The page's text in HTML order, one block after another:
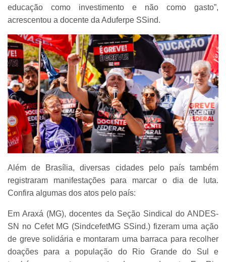
educação como investimento e não como gasto”,
acrescentou a docente da Aduferpe SSind.
Além de Brasília, diversas cidades pelo país também
registraram manifestações para marcar o dia de luta.
Confira algumas dos atos pelo país:
Em Araxá (MG), docentes da Seção Sindical do ANDES-
SN no Cefet MG (SindcefetMG SSind.) fizeram uma ação
de greve solidária e montaram uma barraca para recolher
doações para a população do Rio Grande do Sul e